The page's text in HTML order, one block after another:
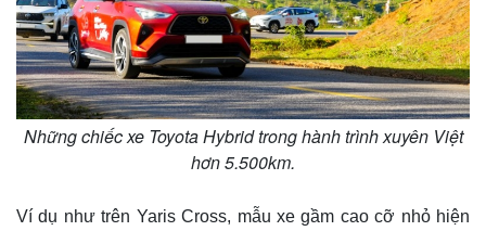
Những chiếc xe Toyota Hybrid trong hành trình xuyên Việt
hơn 5.500km.
Ví dụ như trên Yaris Cross, mẫu xe gầm cao cỡ nhỏ hiện